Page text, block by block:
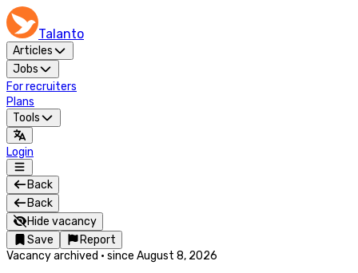
Talanto
Articles
Jobs
For recruiters
Plans
Tools
Login
Back
Back
Hide vacancy
Save
Report
Vacancy archived · since August 8, 2026